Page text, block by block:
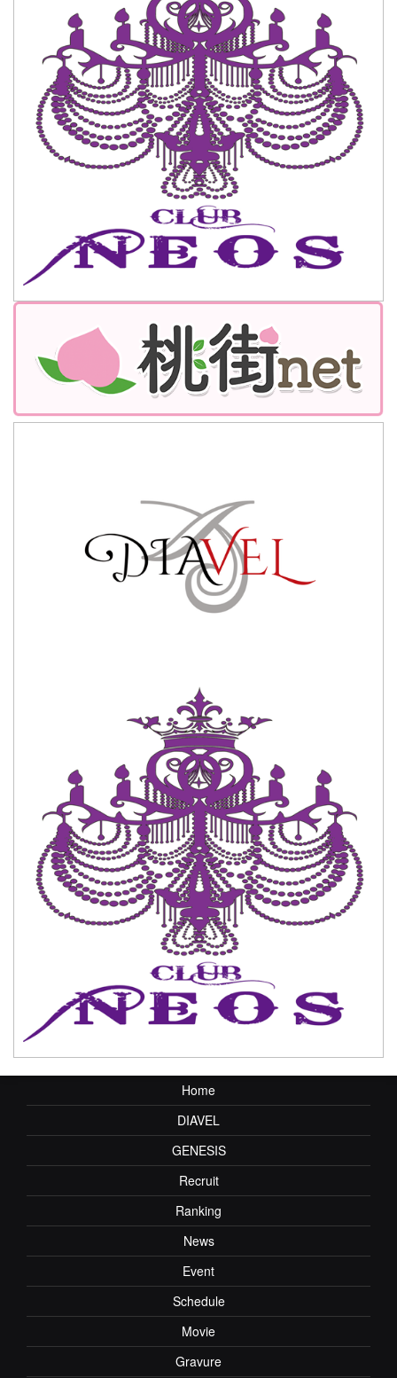
Home
DIAVEL
GENESIS
Recruit
Ranking
News
Event
Schedule
Movie
Gravure